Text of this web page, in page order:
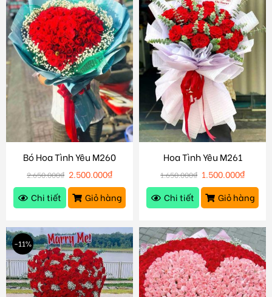
Bó Hoa Tình Yêu M260
2.650.000₫ 2.500.000₫
Chi tiết
Giỏ hàng
Hoa Tình Yêu M261
1.650.000₫ 1.500.000₫
Chi tiết
Giỏ hàng
-11%